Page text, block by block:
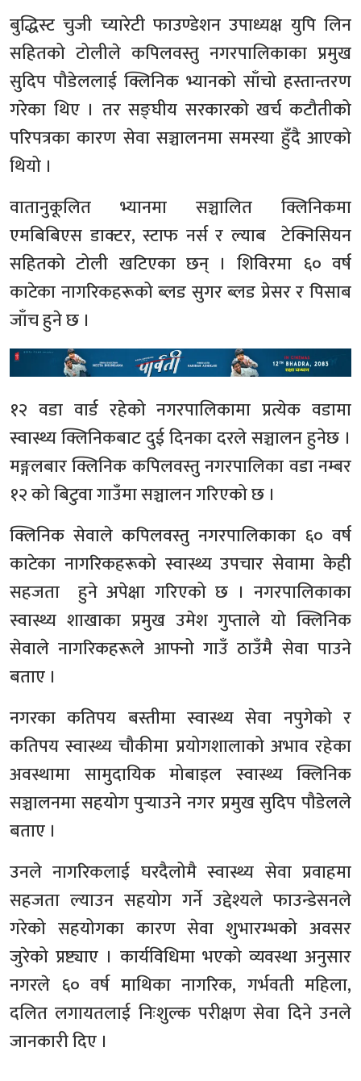
बुद्धिस्ट चुजी च्यारेटी फाउण्डेशन उपाध्यक्ष युपि लिन
सहितको टोलीले कपिलवस्तु नगरपालिकाका प्रमुख
सुदिप पौडेललाई क्लिनिक भ्यानको साँचो हस्तान्तरण
गरेका थिए । तर सङ्घीय सरकारको खर्च कटौतीको
परिपत्रका कारण सेवा सञ्चालनमा समस्या हुँदै आएको
थियो ।
वातानुकूलित भ्यानमा सञ्चालित क्लिनिकमा
एमबिबिएस डाक्टर, स्टाफ नर्स र ल्याब टेक्निसियन
सहितको टोली खटिएका छन् । शिविरमा ६० वर्ष
काटेका नागरिकहरूको ब्लड सुगर ब्लड प्रेसर र पिसाब
जाँच हुने छ ।
१२ वडा वार्ड रहेको नगरपालिकामा प्रत्येक वडामा
स्वास्थ्य क्लिनिकबाट दुई दिनका दरले सञ्चालन हुनेछ ।
मङ्गलबार क्लिनिक कपिलवस्तु नगरपालिका वडा नम्बर
१२ को बिटुवा गाउँमा सञ्चालन गरिएको छ ।
क्लिनिक सेवाले कपिलवस्तु नगरपालिकाका ६० वर्ष
काटेका नागरिकहरूको स्वास्थ्य उपचार सेवामा केही
सहजता हुने अपेक्षा गरिएको छ । नगरपालिकाका
स्वास्थ्य शाखाका प्रमुख उमेश गुप्ताले यो क्लिनिक
सेवाले नागरिकहरूले आफ्नो गाउँ ठाउँमै सेवा पाउने
बताए ।
नगरका कतिपय बस्तीमा स्वास्थ्य सेवा नपुगेको र
कतिपय स्वास्थ्य चौकीमा प्रयोगशालाको अभाव रहेका
अवस्थामा सामुदायिक मोबाइल स्वास्थ्य क्लिनिक
सञ्चालनमा सहयोग पुर्‍याउने नगर प्रमुख सुदिप पौडेलले
बताए ।
उनले नागरिकलाई घरदैलोमै स्वास्थ्य सेवा प्रवाहमा
सहजता ल्याउन सहयोग गर्ने उद्देश्यले फाउन्डेसनले
गरेको सहयोगका कारण सेवा शुभारम्भको अवसर
जुरेको प्रष्ट्याए । कार्यविधिमा भएको व्यवस्था अनुसार
नगरले ६० वर्ष माथिका नागरिक, गर्भवती महिला,
दलित लगायतलाई निःशुल्क परीक्षण सेवा दिने उनले
जानकारी दिए ।